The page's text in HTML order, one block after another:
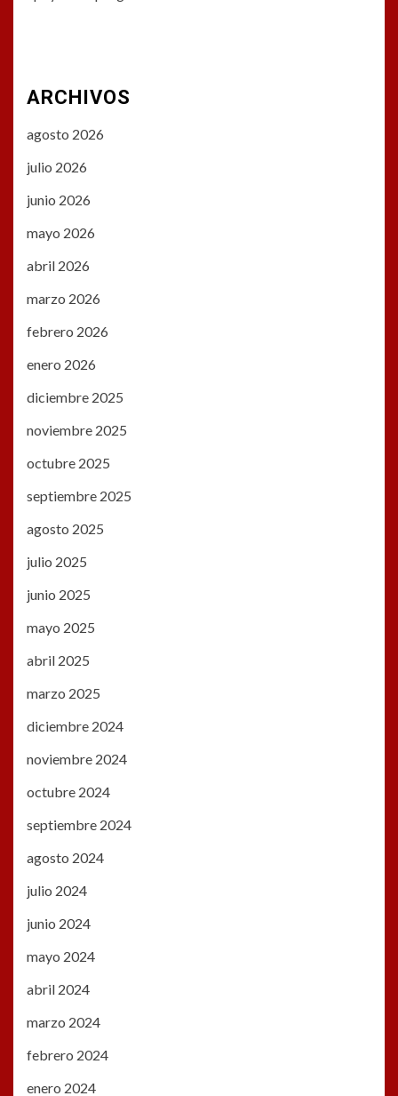
ARCHIVOS
agosto 2026
julio 2026
junio 2026
mayo 2026
abril 2026
marzo 2026
febrero 2026
enero 2026
diciembre 2025
noviembre 2025
octubre 2025
septiembre 2025
agosto 2025
julio 2025
junio 2025
mayo 2025
abril 2025
marzo 2025
diciembre 2024
noviembre 2024
octubre 2024
septiembre 2024
agosto 2024
julio 2024
junio 2024
mayo 2024
abril 2024
marzo 2024
febrero 2024
enero 2024